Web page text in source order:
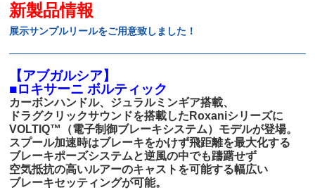
新製品情報
展示サンプルリールをご用意致しました！
【アブガルシア】
■ロキサーニ ボルティック
カーボンハンドル、 ジュラルミンギア搭載、
ドラグクリックサウンドを搭載したRoxaniシリーズに
VOLTIQ™（電子制御ブレーキシステム）モデルが登場。
スプール加速時はブレーキをかけず飛距離を最大化する
ブレーキポーズシステムと逆風の中でも躊躇せず
空気抵抗の高いルアーのキャストを可能する幅広い
ブレーキセッティングが可能。